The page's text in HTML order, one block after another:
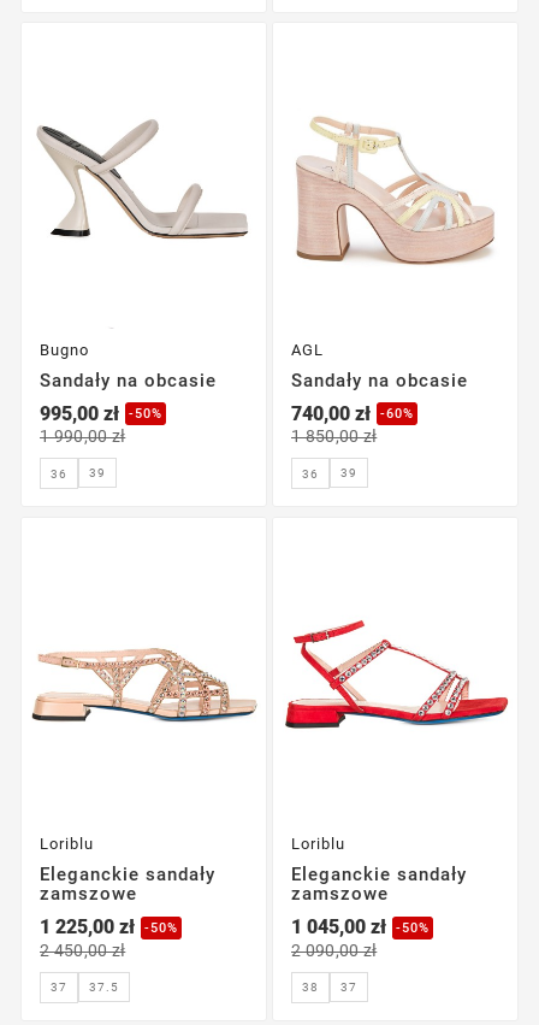
Bugno
Sandały na obcasie
995,00 zł -50%
1 990,00 zł
36 39
AGL
Sandały na obcasie
740,00 zł -60%
1 850,00 zł
36 39
Loriblu
Eleganckie sandały
zamszowe
1 225,00 zł -50%
2 450,00 zł
37 37.5
Loriblu
Eleganckie sandały
zamszowe
1 045,00 zł -50%
2 090,00 zł
38 37